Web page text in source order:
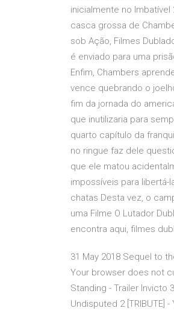
inicialmente no
casca grossa de
sob Ação, Filmes
é enviado para uma
Enfim, Chambers
vence quebrando o
fim da jornada do
que inutilizaria para
quarto capítulo da
no ringue faz dele
que ele matou
impossíveis para libertá-
chatas Desta vez, o
uma Filme O Lutador
encontra aqui, filmes
31 May 2018 Sequel to
Your browser does not
Standing - Trailer Invicto
Undisputed 2 [TRIBUTE]